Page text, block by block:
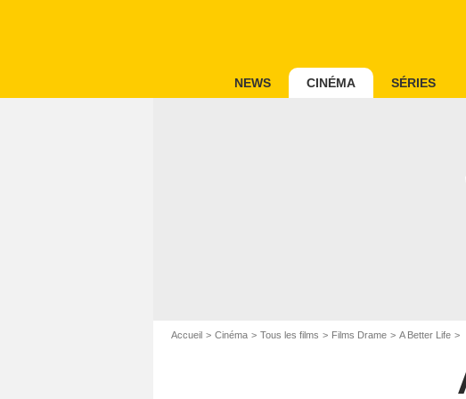
NEWS CINÉMA SÉRIES
Accueil Cinéma Tous les films Films Drame A Better Life